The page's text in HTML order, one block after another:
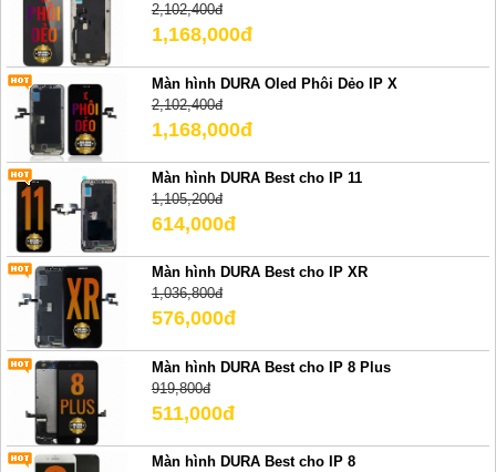
2,102,400đ
1,168,000đ
Màn hình DURA Oled Phôi Dẻo IP X
2,102,400đ
1,168,000đ
Màn hình DURA Best cho IP 11
1,105,200đ
614,000đ
Màn hình DURA Best cho IP XR
1,036,800đ
576,000đ
Màn hình DURA Best cho IP 8 Plus
919,800đ
511,000đ
Màn hình DURA Best cho IP 8